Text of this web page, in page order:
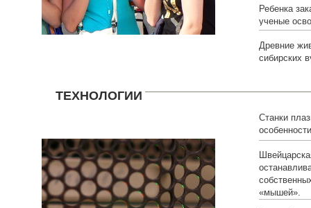
Ребенка
ученые
Древние
сибирских
ТЕХНОЛОГИИ
Станки
«мышей».